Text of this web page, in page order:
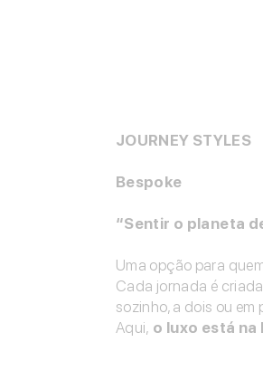
JOURNEY STYLES
Bespoke
“Sentir o planeta
Uma opção para
Cada jornada é
sozinho, a dois ou em
Aqui, o luxo está